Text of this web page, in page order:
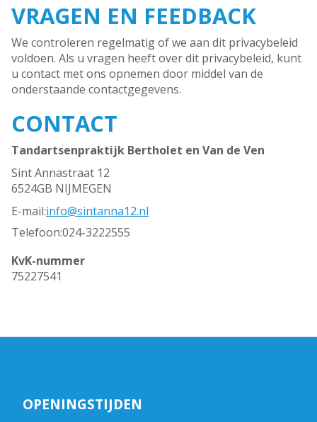
VRAGEN EN FEEDBACK
We controleren regelmatig of we aan dit privacybeleid
voldoen. Als u vragen heeft over dit privacybeleid, kunt
u contact met ons opnemen door middel van de
onderstaande contactgegevens.
CONTACT
Tandartsenpraktijk Bertholet en Van de Ven
Sint Annastraat 12
6524GB NIJMEGEN
E-mail:info@sintanna12.nl
Telefoon:024-3222555
KvK-nummer
75227541
OPENINGSTIJDEN